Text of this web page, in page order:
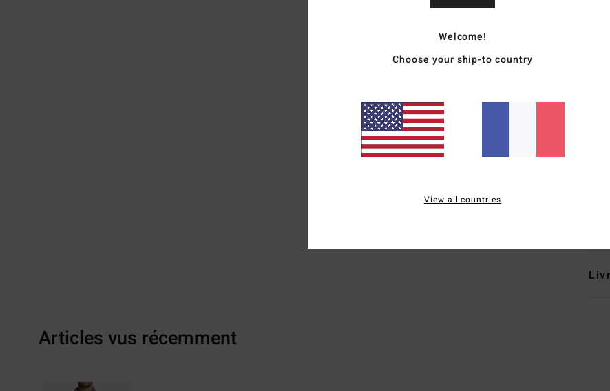
Articles vus récemment
Welcome!
Choose your ship-to country
View all countries